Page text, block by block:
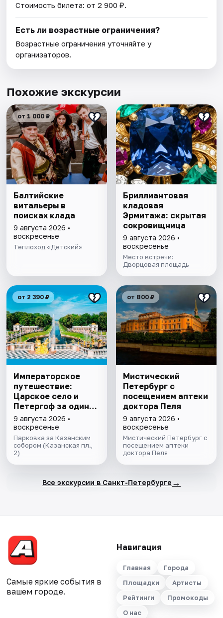
Стоимость билета: от 2 900 ₽.
Есть ли возрастные ограничения?
Возрастные ограничения уточняйте у
организаторов.
Похожие экскурсии
от 1 000 ₽
Балтийские
витальеры в
поисках клада
9 августа 2026 •
воскресенье
Теплоход «Детский»
Бриллиантовая
кладовая
Эрмитажа: скрытая
сокровищница
9 августа 2026 •
воскресенье
Место встречи:
Дворцовая площадь
от 2 390 ₽
Императорское
путешествие:
Царское село и
Петергоф за один
день
9 августа 2026 •
воскресенье
Парковка за Казанским
собором (Казанская пл.,
2)
от 800 ₽
Мистический
Петербург с
посещением аптеки
доктора Пеля
9 августа 2026 •
воскресенье
Мистический Петербург с
посещением аптеки
доктора Пеля
Все экскурсии в Санкт-Петербурге →
Самые яркие события в
вашем городе.
Навигация
Главная
Города
Площадки
Артисты
Рейтинги
Промокоды
О нас